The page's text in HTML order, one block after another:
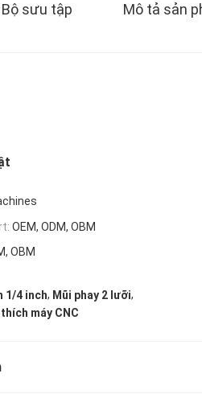
Bộ sưu tập Mô tả sản
OEM, ODM, OBM
OBM
1/4 inch, Mũi phay 2 lưỡi,
máy CNC